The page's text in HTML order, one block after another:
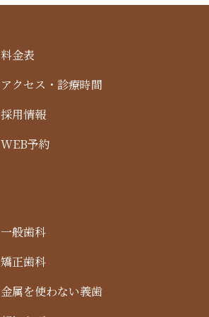
料金表
アクセス・診療時間
採用情報
WEB予約
一般歯科
矯正歯科
金属を使わない義歯